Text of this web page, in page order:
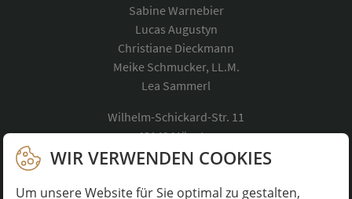
WIR VERWENDEN COOKIES
Um unsere Website für Sie optimal zu gestalten,
Sabine Warnebier
Lucas Augustyn
Christiane Dieckmann
Meike Schmucker, LL.M.
Lea Sammerl
Wilhelm-Schickard-Str. 11
48149 Münster
Telefon:0251 488835-0